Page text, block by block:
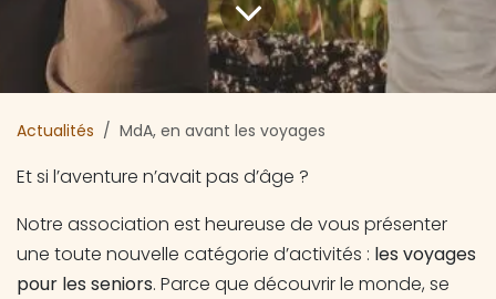
Actualités MdA, en avant les voyages
Et si l’aventure n’avait pas d’âge ?
Notre association est heureuse de vous présenter
une toute nouvelle catégorie d’activités : les voyages
pour les seniors. Parce que découvrir le monde, se